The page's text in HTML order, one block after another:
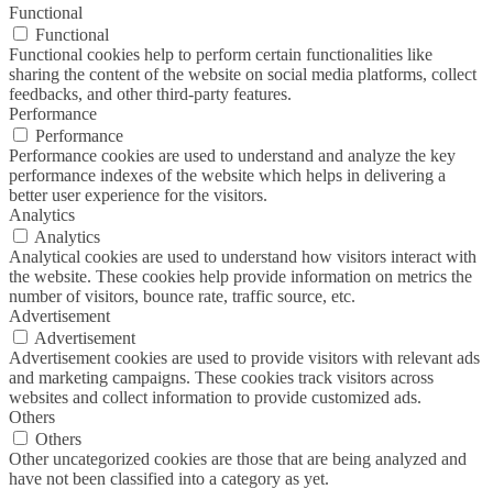
Functional
Functional
Functional cookies help to perform certain functionalities like
sharing the content of the website on social media platforms, collect
feedbacks, and other third-party features.
Performance
Performance
Performance cookies are used to understand and analyze the key
performance indexes of the website which helps in delivering a
better user experience for the visitors.
Analytics
Analytics
Analytical cookies are used to understand how visitors interact with
the website. These cookies help provide information on metrics the
number of visitors, bounce rate, traffic source, etc.
Advertisement
Advertisement
Advertisement cookies are used to provide visitors with relevant ads
and marketing campaigns. These cookies track visitors across
websites and collect information to provide customized ads.
Others
Others
Other uncategorized cookies are those that are being analyzed and
have not been classified into a category as yet.